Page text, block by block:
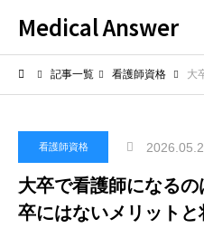
Medical Answer
記事一覧 看護師資格 大卒
看護師資格
大卒で看護師になる
卒にはないメリットと